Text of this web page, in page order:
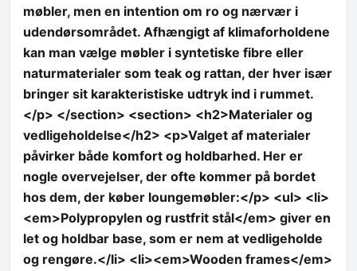
møbler, men en intention om ro og nærvær i
udendørsområdet. Afhængigt af klimaforholdene
kan man vælge møbler i syntetiske fibre eller
naturmaterialer som teak og rattan, der hver især
bringer sit karakteristiske udtryk ind i rummet.
</p> </section> <section> <h2>Materialer og
vedligeholdelse</h2> <p>Valget af materialer
påvirker både komfort og holdbarhed. Her er
nogle overvejelser, der ofte kommer på bordet
hos dem, der køber loungemøbler:</p> <ul> <li>
<em>Polypropylen og rustfrit stål</em> giver en
let og holdbar base, som er nem at vedligeholde
og rengøre.</li> <li><em>Wooden frames</em>